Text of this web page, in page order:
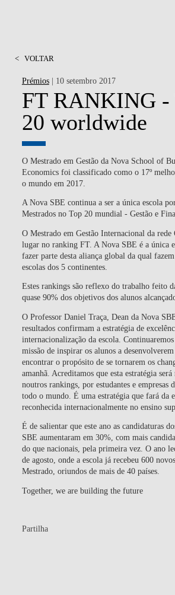
< VOLTAR
Prémios| 10 setembro 2017
FT RANKING -
20 worldwide
O Mestrado em Gestão da Nova School of
Economics foi classificado como o 17º
o mundo em 2017.
A Nova SBE continua a ser a única escola
Mestrados no Top 20 mundial - Gestão e
O Mestrado em Gestão Internacional da rede
lugar no ranking FT. A Nova SBE é a única
fazer parte desta aliança global da qual
escolas dos 5 continentes.
Estes rankings são reflexo do trabalho feito
quase 90% dos objetivos dos alunos
O Professor Daniel Traça, Dean da Nova
resultados confirmam a estratégia de
internacionalização da escola.
missão de inspirar os alunos a
encontrar o propósito de se tornarem os
amanhã. Acreditamos que esta estratégia será
noutros rankings, por estudantes e empresas
todo o mundo. É uma estratégia que fará da
reconhecida internacionalmente no ensino
É de salientar que este ano as candidaturas
SBE aumentaram em 30%, com mais
do que nacionais, pela primeira vez. O ano
de agosto, onde a escola já recebeu 600
Mestrado, oriundos de mais de 40 países.
Together, we are building the future
Partilha